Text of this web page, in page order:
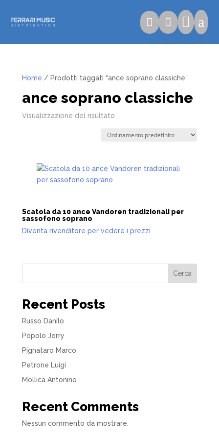
   a
Home / Prodotti taggati “ance soprano classiche”
ance soprano classiche
Visualizzazione del risultato
Scatola da 10 ance Vandoren tradizionali per
sassofono soprano
Diventa rivenditore per vedere i prezzi
Cerca
Recent Posts
Russo Danilo
Popolo Jerry
Pignataro Marco
Petrone Luigi
Mollica Antonino
Recent Comments
Nessun commento da mostrare.